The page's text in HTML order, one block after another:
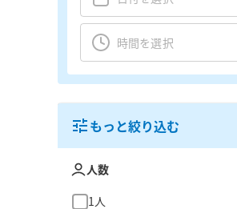
もっと絞り込む
人数
1人